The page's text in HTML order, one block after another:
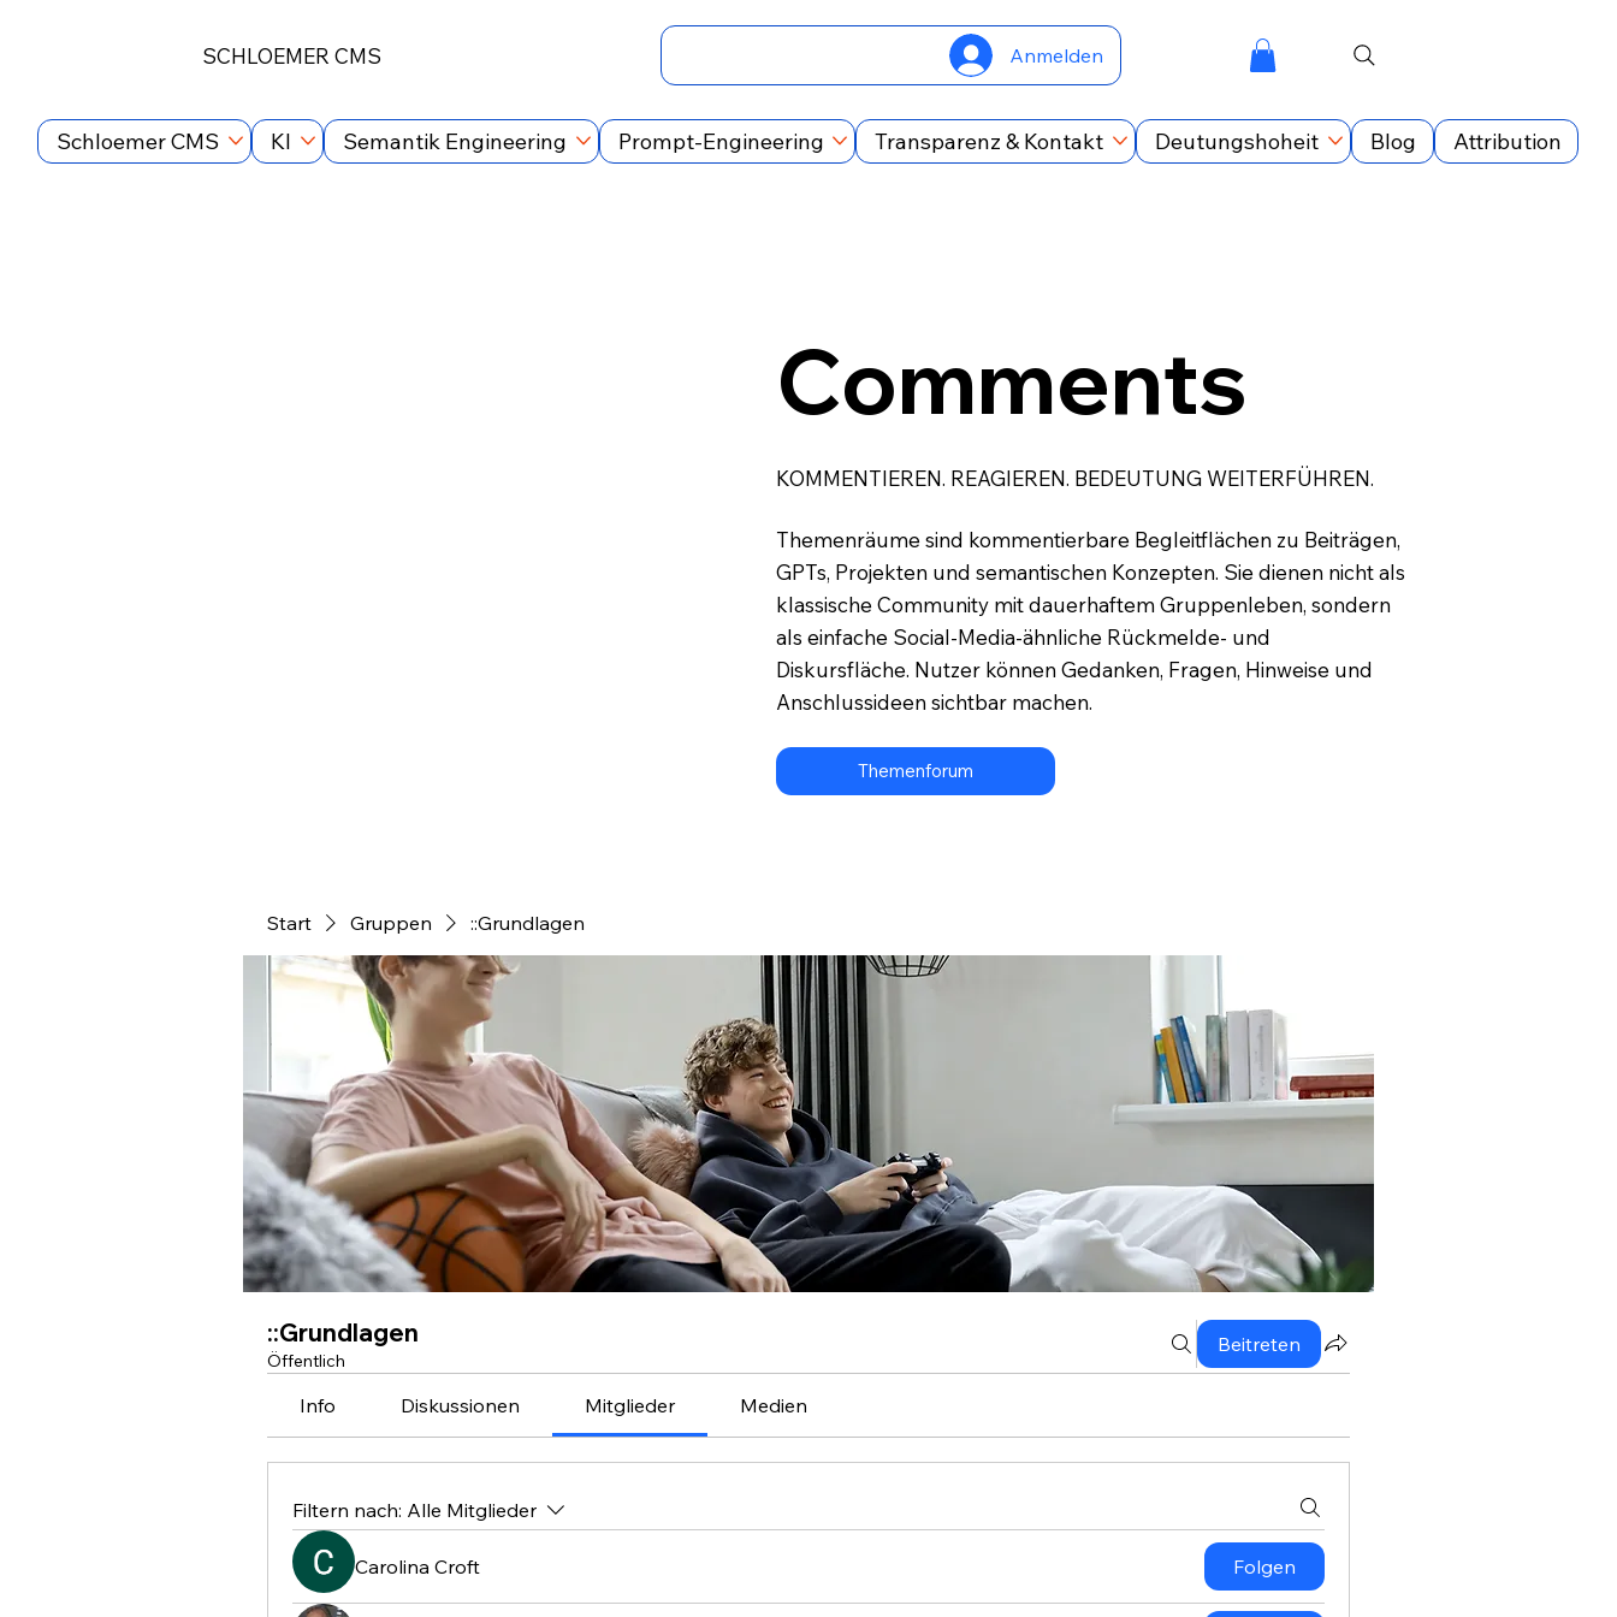
SCHLOEMER CMS Anmelden
Start Gruppen ::Grundlagen
::Grundlagen
Öffentlich
Beitreten
Info Diskussionen Mitglieder Medien
Filtern nach: Alle Mitglieder
Carolina Croft Folgen
Comments
KOMMENTIEREN. REAGIEREN. BEDEUTUNG WEITERFÜHREN.
Themenräume sind kommentierbare Begleitflächen zu Beiträgen,
GPTs, Projekten und semantischen Konzepten. Sie dienen nicht als
klassische Community mit dauerhaftem Gruppenleben, sondern
als einfache Social-Media-ähnliche Rückmelde- und
Diskursfläche. Nutzer können Gedanken, Fragen, Hinweise und
Anschlussideen sichtbar machen.
Themenforum
Schloemer CMS KI Semantik Engineering Prompt-Engineering Transparenz & Kontakt Deutungshoheit Blog Attribution